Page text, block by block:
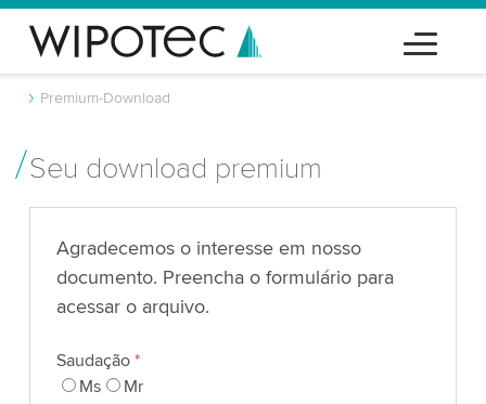
Premium-Download
Seu download premium
Agradecemos o interesse em nosso
documento. Preencha o formulário para
acessar o arquivo.
Saudação *
Ms
Mr